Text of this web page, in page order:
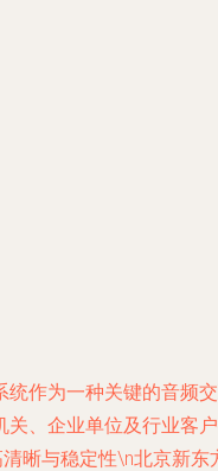
作为一种关键的音频
、企业单位及行业客
晰与稳定性\n北京新